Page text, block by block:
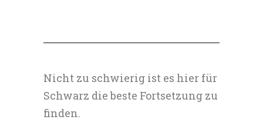
Nicht zu schwierig ist es hier für
Schwarz die beste Fortsetzung zu
finden.